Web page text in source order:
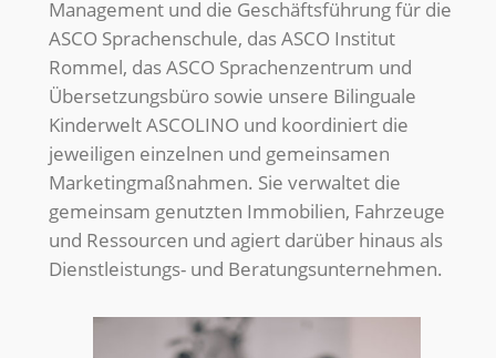
Management und die Geschäftsführung für die
ASCO Sprachenschule, das ASCO Institut
Rommel, das ASCO Sprachenzentrum und
Übersetzungsbüro sowie unsere Bilinguale
Kinderwelt ASCOLINO und koordiniert die
jeweiligen einzelnen und gemeinsamen
Marketingmaßnahmen. Sie verwaltet die
gemeinsam genutzten Immobilien, Fahrzeuge
und Ressourcen und agiert darüber hinaus als
Dienstleistungs- und Beratungsunternehmen.